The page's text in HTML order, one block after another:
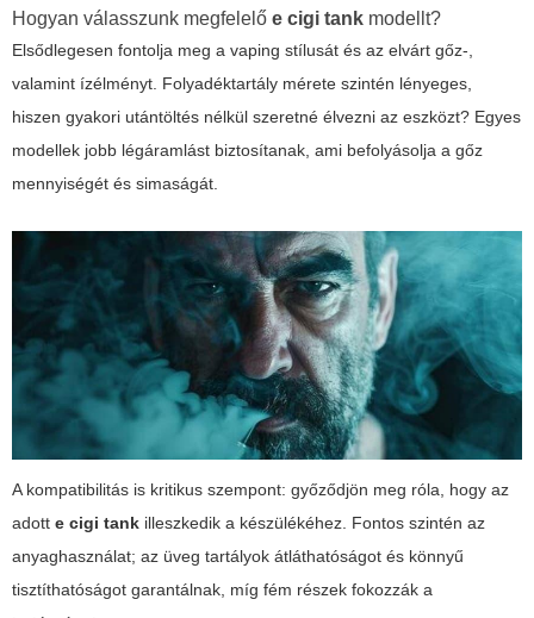
Hogyan válasszunk megfelelő e cigi tank modellt?
Elsődlegesen fontolja meg a vaping stílusát és az elvárt gőz-,
valamint ízélményt. Folyadéktartály mérete szintén lényeges,
hiszen gyakori utántöltés nélkül szeretné élvezni az eszközt? Egyes
modellek jobb légáramlást biztosítanak, ami befolyásolja a gőz
mennyiségét és simaságát.
A kompatibilitás is kritikus szempont: győződjön meg róla, hogy az
adott e cigi tank illeszkedik a készülékéhez. Fontos szintén az
anyaghasználat; az üveg tartályok átláthatóságot és könnyű
tisztíthatóságot garantálnak, míg fém részek fokozzák a